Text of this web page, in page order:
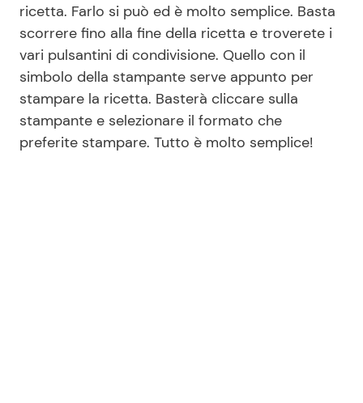
ricetta. Farlo si può ed è molto semplice. Basta
scorrere fino alla fine della ricetta e troverete i
vari pulsantini di condivisione. Quello con il
simbolo della stampante serve appunto per
stampare la ricetta. Basterà cliccare sulla
stampante e selezionare il formato che
preferite stampare. Tutto è molto semplice!